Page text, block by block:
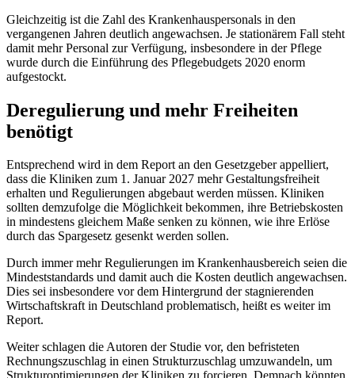
Gleichzeitig ist die Zahl des Krankenhauspersonals in den
vergangenen Jahren deutlich angewachsen. Je stationärem Fall steht
damit mehr Personal zur Verfügung, insbesondere in der Pflege
wurde durch die Einführung des Pflegebudgets 2020 enorm
aufgestockt.
Deregulierung und mehr Freiheiten
benötigt
Entsprechend wird in dem Report an den Gesetzgeber appelliert,
dass die Kliniken zum 1. Januar 2027 mehr Gestaltungsfreiheit
erhalten und Regulierungen abgebaut werden müssen. Kliniken
sollten demzufolge die Möglichkeit bekommen, ihre Betriebskosten
in mindestens gleichem Maße senken zu können, wie ihre Erlöse
durch das Spargesetz gesenkt werden sollen.
Durch immer mehr Regulierungen im Krankenhausbereich seien die
Mindeststandards und damit auch die Kosten deutlich angewachsen.
Dies sei insbesondere vor dem Hintergrund der stagnierenden
Wirtschaftskraft in Deutschland problematisch, heißt es weiter im
Report.
Weiter schlagen die Autoren der Studie vor, den befristeten
Rechnungszuschlag in einen Strukturzuschlag umzuwandeln, um